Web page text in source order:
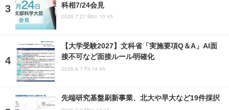
科相7/24会見
2026.7.27 Mon 10:45
【大学受験2027】文科省「実施要項Q＆A」AI面
接不可など面接ルール明確化
2026.8.7 Fri 14:45
先端研究基盤刷新事業、北大や早大など19件採択